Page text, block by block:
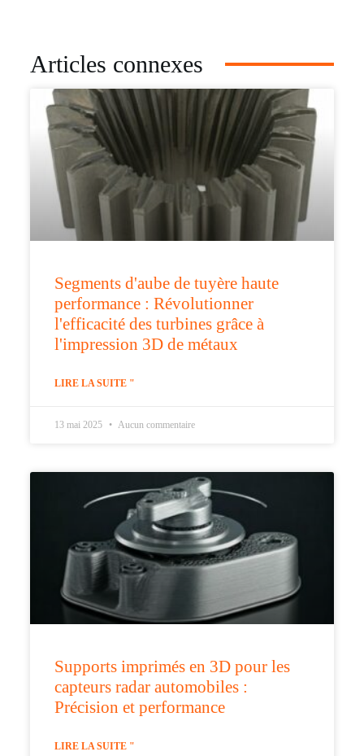
Articles connexes
Segments d'aube de tuyère haute
performance : Révolutionner
l'efficacité des turbines grâce à
l'impression 3D de métaux
LIRE LA SUITE "
13 mai 2025 Aucun commentaire
Supports imprimés en 3D pour les
capteurs radar automobiles :
Précision et performance
LIRE LA SUITE "